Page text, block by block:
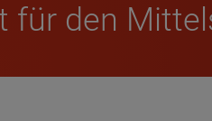
für den